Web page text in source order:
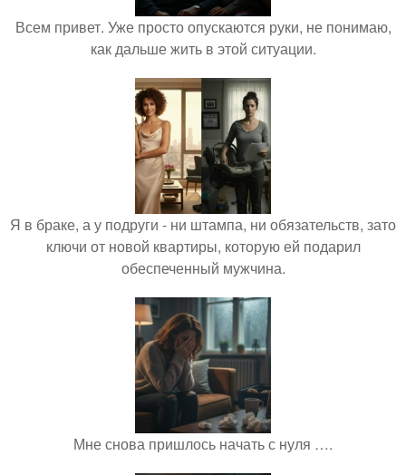
Всем привет. Уже просто опускаются руки, не понимаю,
как дальше жить в этой ситуации.
Я в браке, а у подруги - ни штампа, ни обязательств, зато
ключи от новой квартиры, которую ей подарил
обеспеченный мужчина.
Мне снова пришлось начать с нуля ….